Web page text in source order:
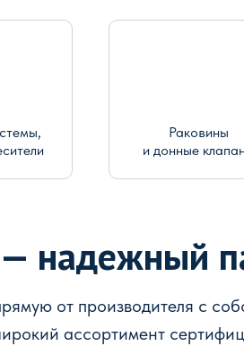
Раковины
и донные
— надежный
от производителя с
ассортимент